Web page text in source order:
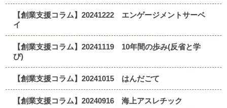
【創業支援コラム】20241222 エンゲージメントサーベ
イ
【創業支援コラム】20241119 10年間の歩み(反省と学
び)
【創業支援コラム】20241015 はんだごて
【創業支援コラム】20240916 海上アスレチック